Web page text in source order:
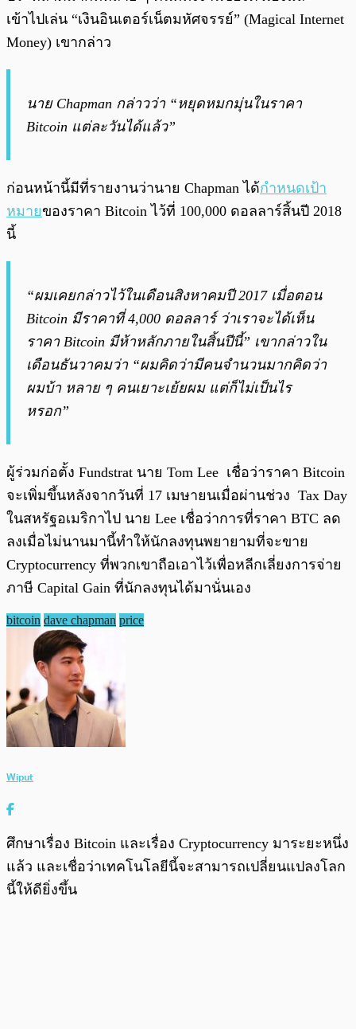
เข้าไปเล่น “เงินอินเตอร์เน็ตมหัศจรรย์” (Magical Internet
Money) เขากล่าว
นาย Chapman กล่าวว่า “หยุดหมกมุ่นในราคา
Bitcoin แต่ละวันได้แล้ว”
ก่อนหน้านี้มีที่รายงานว่านาย Chapman ได้กำหนดเป้า
หมายของราคา Bitcoin ไว้ที่ 100,000 ดอลลาร์สิ้นปี 2018
นี้
“ผมเคยกล่าวไว้ในเดือนสิงหาคมปี 2017 เมื่อตอน
Bitcoin มีราคาที่ 4,000 ดอลลาร์ ว่าเราจะได้เห็น
ราคา Bitcoin มีห้าหลักภายในสิ้นปีนี้” เขากล่าวใน
เดือนธันวาคมว่า “ผมคิดว่ามีคนจำนวนมากคิดว่า
ผมบ้า หลาย ๆ คนเยาะเย้ยผม แต่ก็ไม่เป็นไร
หรอก”
ผู้ร่วมก่อตั้ง Fundstrat นาย Tom Lee เชื่อว่าราคา Bitcoin
จะเพิ่มขึ้นหลังจากวันที่ 17 เมษายนเมื่อผ่านช่วง Tax Day
ในสหรัฐอเมริกาไป นาย Lee เชื่อว่าการที่ราคา BTC ลด
ลงเมื่อไม่นานมานี้ทำให้นักลงทุนพยายามที่จะขาย
Cryptocurrency ที่พวกเขาถือเอาไว้เพื่อหลีกเลี่ยงการจ่าย
ภาษี Capital Gain ที่นักลงทุนได้มานั่นเอง
bitcoin dave chapman price
Wiput
ศึกษาเรื่อง Bitcoin และเรื่อง Cryptocurrency มาระยะหนึ่ง
แล้ว และเชื่อว่าเทคโนโลยีนี้จะสามารถเปลี่ยนแปลงโลก
นี้ให้ดียิ่งขึ้น